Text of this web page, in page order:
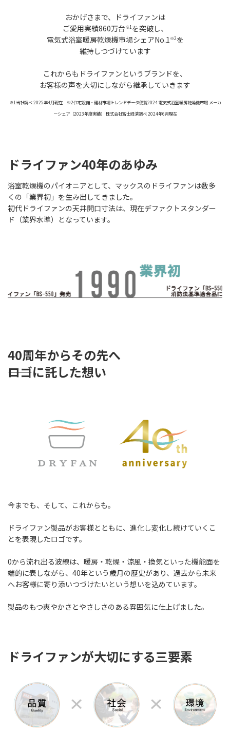
おかげさまで、ドライファンは
ご愛用実績860万台※1 を突破し、
電気式浴室暖房乾燥機市場シェアNo.1 ※2を
維持しつづけています
これからもドライファンというブランドを、
お客様の声を大切にしながら継承していきます
※1当社調べ 2025年4月現在 ※2住宅設備・建材市場トレンドデータ便覧2024 電気式浴室暖房乾燥機市場 メーカ
ーシェア（2023年度実績） 株式会社富士経済調べ 2024年6月現在
ドライファン40年のあゆみ
浴室乾燥機のパイオニアとして、マックスのドライファンは数多
くの「業界初」を生み出してきました。
初代ドライファンの天井開口寸法は、現在デファクトスタンダー
ド（業界水準）となっています。
40周年からその先へ
――ロゴに託した想い
今までも、そして、これからも。
ドライファン製品がお客様とともに、進化し変化し続けていくこ
とを表現したロゴです。
0から流れ出る波線は、暖房・乾燥・涼風・換気といった機能面を
端的に表しながら、40年という歳月の歴史があり、過去から未来
へお客様に寄り添いつづけたいという想いを込めています。
製品のもつ爽やかさとやさしさのある雰囲気に仕上げました。
ドライファンが大切にする三要素